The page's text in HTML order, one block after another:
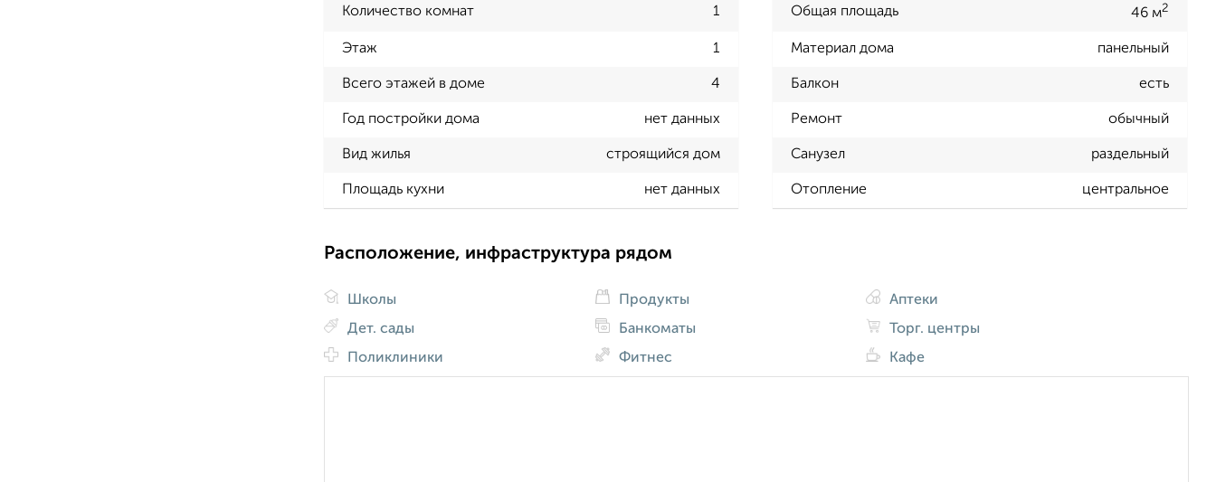
Количество комнат 1 Общая площадь 46 м2
Этаж 1 Материал дома панельный
Всего этажей в доме 4 Балкон есть
Год постройки дома нет данных Ремонт обычный
Вид жилья строящийся дом Санузел раздельный
Площадь кухни нет данных Отопление центральное
Расположение, инфраструктура рядом
Школы
Дет. сады
Поликлиники
Продукты
Банкоматы
Фитнес
Аптеки
Торг. центры
Кафе